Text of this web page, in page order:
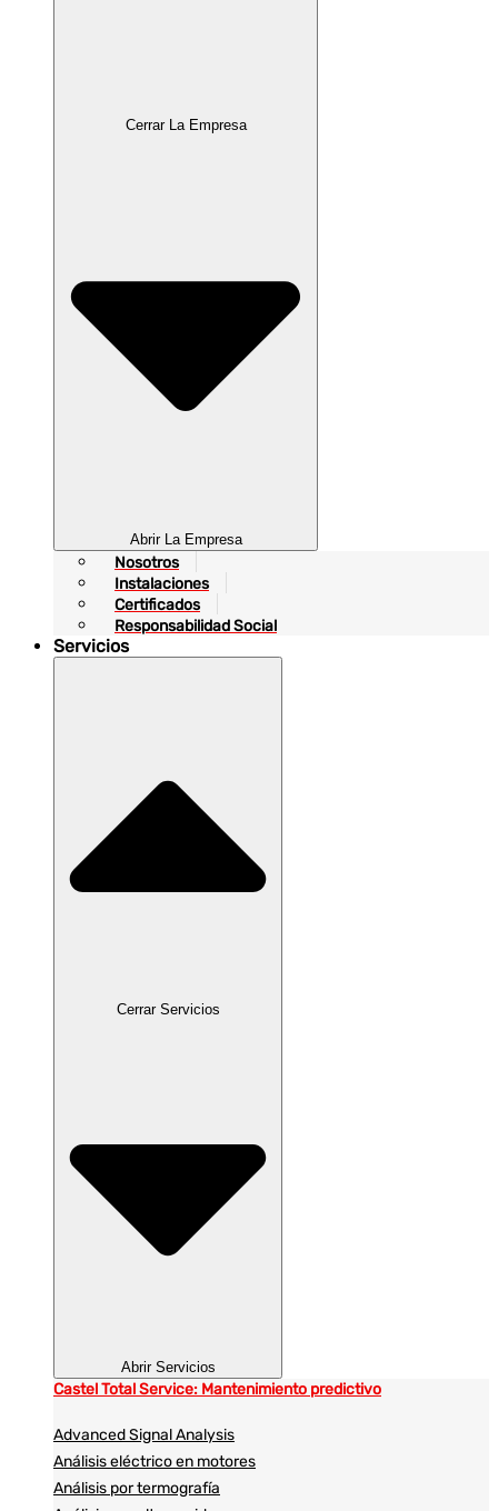
Cerrar La Empresa
Abrir La Empresa
Nosotros
Instalaciones
Certificados
Responsabilidad Social
Servicios
Cerrar Servicios
Abrir Servicios
Castel Total Service: Mantenimiento predictivo
Advanced Signal Analysis
Análisis eléctrico en motores
Análisis por termografía